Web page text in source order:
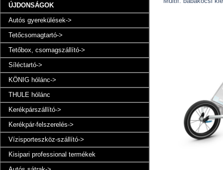
ÚJDONSÁGOK
Autós gyerekülések->
Tetőcsomagtartó->
Tetőbox, csomagszállító->
Síléctartó->
KÖNIG hólánc->
THULE hólánc
Kerékpárszállító->
Kerékpár-felszerelés->
Vízisporteszköz-szállító->
Kisipari professional termékek